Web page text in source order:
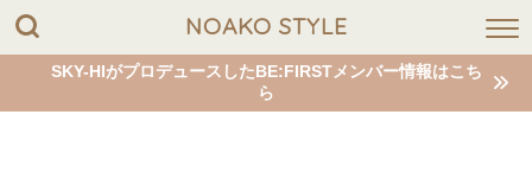
NOAKO STYLE
SKY-HIがプロデュースしたBE:FIRSTメンバー情報はこち
ら